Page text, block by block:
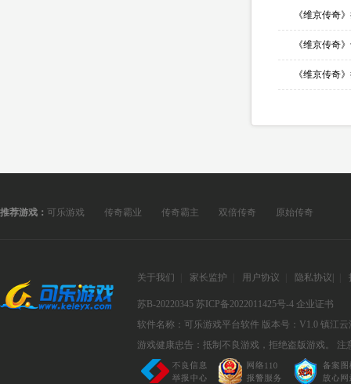
推荐游戏： 可乐游戏 传奇霸业 传奇霸主 双倍传奇 原始传奇
关于我们 家长监护 用户协议 隐私协议
苏B-20220345 苏ICP备2022011425号-4 企业证书
软件名称：可乐游戏平台软件 版本号：V1.0 镇江云
游戏健康忠告：抵制不良游戏，拒绝盗版游戏。